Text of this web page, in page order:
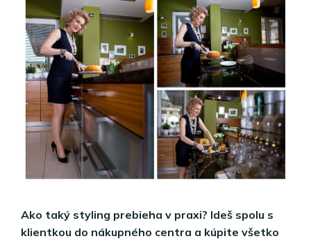
Ako taký styling prebieha v praxi? Ideš spolu s
klientkou do nákupného centra a kúpite všetko